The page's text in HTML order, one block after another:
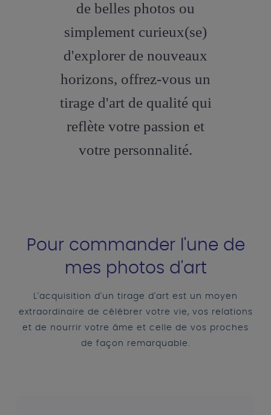
de belles photos ou
simplement curieux(se)
d'explorer de nouveaux
horizons, offrez-vous un
tirage d'art de qualité qui
reflète votre passion et
votre personnalité.
Pour commander l'une de
mes photos d'art
L'acquisition d'un tirage d'art est un moyen
extraordinaire de célébrer votre vie, vos relations
et de nourrir votre âme et celle de vos proches
de façon remarquable.